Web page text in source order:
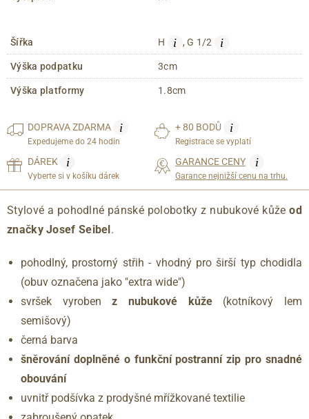
Šířka H i , G 1/2 i
Výška podpatku 3cm
Výška platformy 1.8cm
DOPRAVAZDARMA i
Expedujeme do 24 hodin
+ 80 BODŮ i
Registrace se vyplatí
DÁREK i
Vyberte si v košíku dárek
GARANCE CENY i
Garance nejnižší cenu na trhu.
Stylové a pohodlné pánské polobotky z nubukové kůžeod
značky Josef Seibel.
pohodlný, prostorný střih - vhodný pro širší typ chodidla
(obuv označena jako "extra wide")
svršek vyrobenz nubukové kůže(kotníkový lem
semišový)
černá barva
šněrování doplněné o funkční postranní zip pro snadné
obouvání
uvnitř podšívka z prodyšné mřížkované textilie